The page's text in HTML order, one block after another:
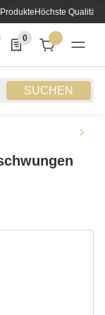
Höchste Qualität
SUCHEN
Notifizierungen
0
0 Produkte in der